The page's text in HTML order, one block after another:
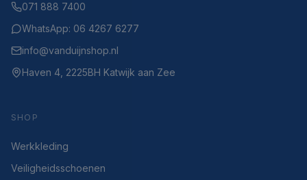
071 888 7400
WhatsApp: 06 4267 6277
info@vanduijnshop.nl
Haven 4, 2225BH Katwijk aan Zee
SHOP
Werkkleding
Veiligheidsschoenen